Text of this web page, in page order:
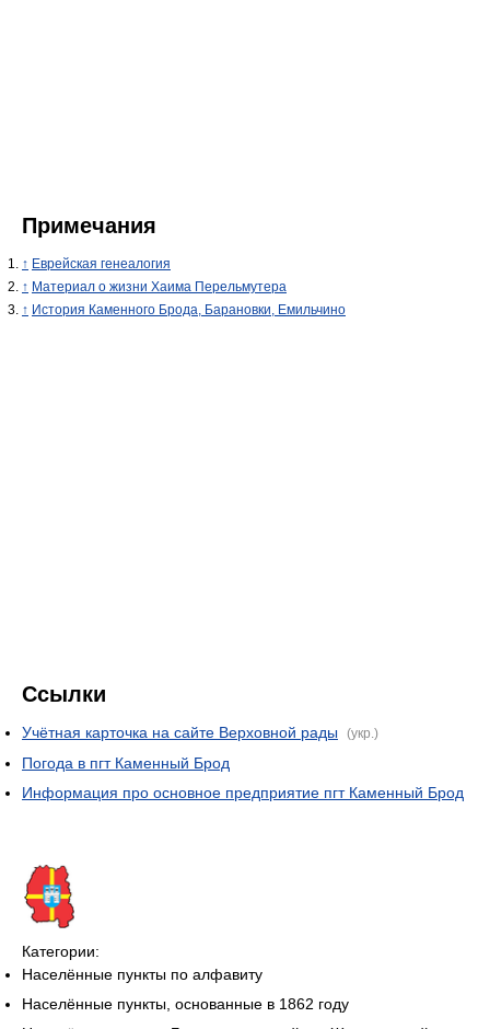
Примечания
↑ Еврейская генеалогия
↑ Материал о жизни Хаима Перельмутера
↑ История Каменного Брода, Барановки, Емильчино
Ссылки
Учётная карточка на сайте Верховной рады (укр.)
Погода в пгт Каменный Брод
Информация про основное предприятие пгт Каменный Брод
Категории:
Населённые пункты по алфавиту
Населённые пункты, основанные в 1862 году